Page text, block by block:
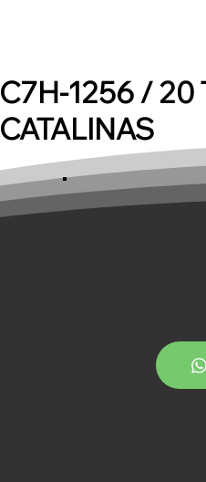
C7H-1256 / 20
CATALINAS